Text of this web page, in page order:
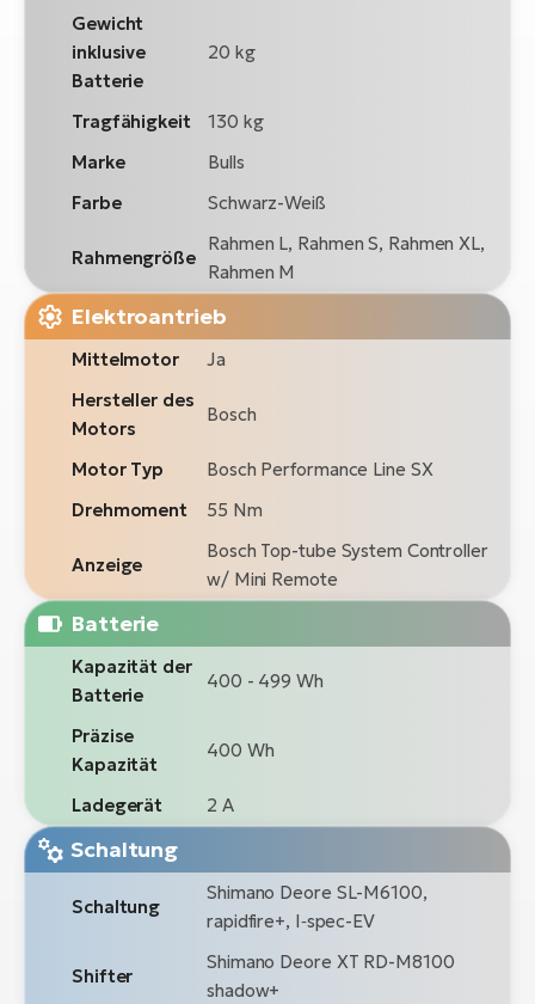
Gewicht
inklusive
Batterie
20 kg
Tragfähigkeit
130 kg
Marke
Bulls
Farbe
Schwarz-Weiß
Rahmengröße
Rahmen L, Rahmen S, Rahmen XL,
Rahmen M
Elektroantrieb
Mittelmotor
Ja
Hersteller des
Motors
Bosch
Motor Typ
Bosch Performance Line SX
Drehmoment
55 Nm
Anzeige
Bosch Top-tube System Controller
w/ Mini Remote
Batterie
Kapazität der
Batterie
400 - 499 Wh
Präzise
Kapazität
400 Wh
Ladegerät 2 A
Schaltung
Schaltung
Shimano Deore SL-M6100,
rapidfire+, I‑spec-EV
Shifter
Shimano Deore XT RD-M8100
shadow+